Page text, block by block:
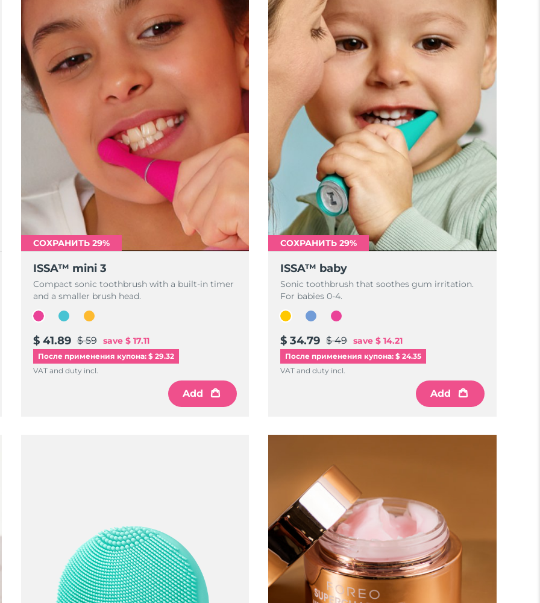
СОХРАНИТЬ 29%
ISSA™ mini 3
Compact sonic toothbrush with a built-in timer
and a smaller brush head.
$ 41.89 $ 59 save $ 17.11
После применения купона: $ 29.32
VAT and duty incl.
Add
СОХРАНИТЬ 29%
ISSA™ baby
Sonic toothbrush that soothes gum irritation.
For babies 0-4.
$ 34.79 $ 49 save $ 14.21
После применения купона: $ 24.35
VAT and duty incl.
Add